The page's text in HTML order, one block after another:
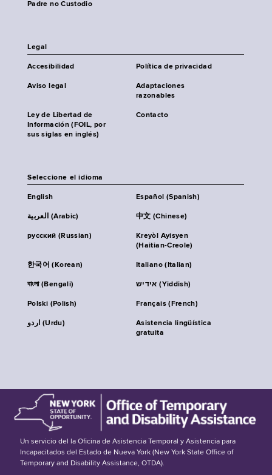
Padre no Custodio
Legal
Accesibilidad Política de privacidad
Aviso legal
Adaptaciones
razonables
Ley de Libertad de
Información (FOIL, por
sus siglas en inglés)
Contacto
Seleccione el idioma
English Español (Spanish)
العربية (Arabic) 中文 (Chinese)
русский (Russian)
Kreyòl Ayisyen
(Haitian-Creole)
한국어 (Korean) Italiano (Italian)
বাংলা (Bengali) אידיש (Yiddish)
Polski (Polish) Français (French)
اردو (Urdu)
Asistencia lingüística
gratuita
Un servicio del la Oficina de Asistencia Temporal y Asistencia para
Incapacitados del Estado de Nueva York (New York State Office of
Temporary and Disability Assistance, OTDA).